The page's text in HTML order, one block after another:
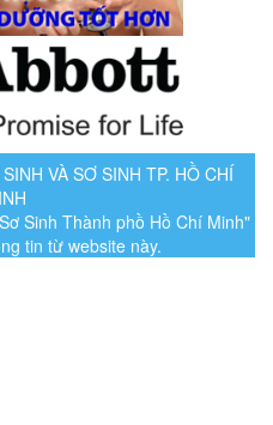
VÀ SƠ SINH TP. HỒ CHÍ
Sinh Thành phồ Hồ Chí Minh"
tin từ website này.